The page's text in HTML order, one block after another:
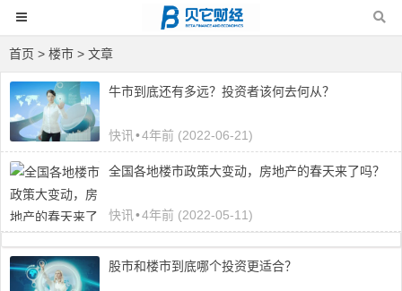
首页 > 楼市 > 文章
牛市到底还有多远？投资者该何去何从？
快讯 •4年前 (2022-06-21)
全国各地楼市政策大变动，房地产的春天来了吗？
快讯 •4年前 (2022-05-11)
股市和楼市到底哪个投资更适合？